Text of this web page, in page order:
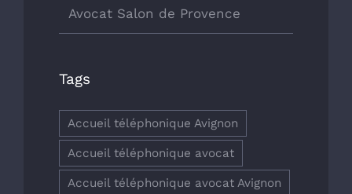
Avocat Salon de Provence
Tags
Accueil téléphonique Avignon
Accueil téléphonique avocat
Accueil téléphonique avocat Avignon